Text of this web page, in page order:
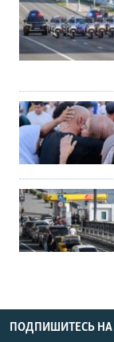
ПОДПИШИТЕСЬ НА